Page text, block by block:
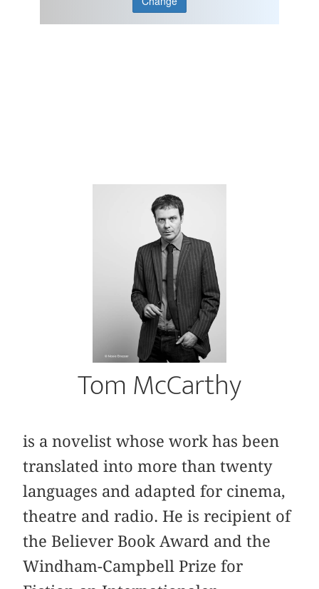
Tom McCarthy
is a novelist whose work has been
translated into more than twenty
languages and adapted for cinema,
theatre and radio. He is recipient of
the Believer Book Award and the
Windham-Campbell Prize for